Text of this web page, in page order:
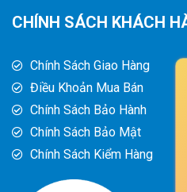
CHÍNH SÁCH KHÁCH
Chính Sách Giao Hàng
Điều Khoản Mua Bán
Chính Sách Bảo Hành
Chính Sách Bảo Mật
Chính Sách Kiểm Hàng